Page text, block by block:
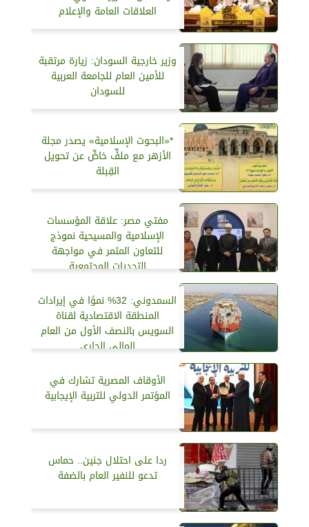
العلاقات العامة والإعلام
وزير خارجية السودان: زيارة مرتقبة
للأمين العام للجامعة العربية
للسودان
*«البحوث الإسلامية» يصدر مجلة
الأزهر مع ملفٍّ خاصٍّ عن تحويل
القِبلة
مفتي مصر: علاقة المؤسسات
الإسلامية والمسيحية نموذج
للتعاون المثمر في مواجهة
التحديات المجتمعية
السمدوني: 32% نموًا في إيرادات
المنطقة الاقتصادية لقناة
السويس بالنصف الأول من العام
المالي الجاري
الأوقاف المصرية تشارك في
المؤتمر الدولي للتربية الإيجابية
ردا على احتلال جنين.. حماس
تدعو للنفير العام بالضفة